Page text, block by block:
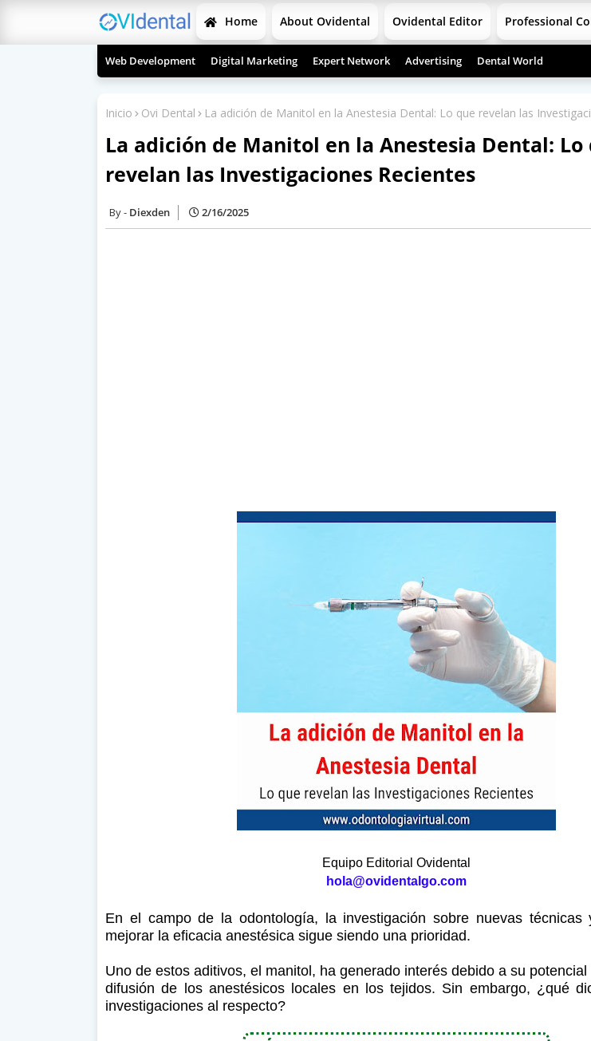
Home About Ovidental Ovidental Editor Professional
Web Development Digital Marketing Expert Network Advertising Dental World
Inicio Ovi Dental La adición de Manitol en la Anestesia Dental: Lo que revelan las
La adición de Manitol en la Anestesia Dental: Lo
revelan las Investigaciones Recientes
Diexden 2/16/2025
Equipo Editorial Ovidental
hola@ovidentalgo.com
En el campo de la odontología, la investigación sobre nuevas técnicas
mejorar la eficacia anestésica sigue siendo una prioridad.
Uno de estos aditivos, el manitol, ha generado interés debido a su
difusión de los anestésicos locales en los tejidos. Sin embargo, ¿qué
investigaciones al respecto?